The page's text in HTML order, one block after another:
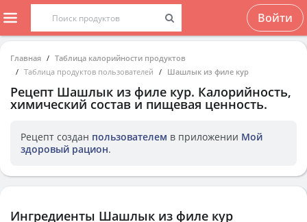
Войти
Главная
Таблица калорийности продуктов
Таблица продуктов пользователей
Шашлык из филе кур
Рецепт Шашлык из филе кур. Калорийность,
химический состав и пищевая ценность.
Рецепт создан пользователем в приложении Мой
здоровый рацион.
Ингредиенты Шашлык из филе кур